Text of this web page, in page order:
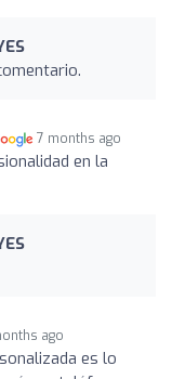
7 months ago
en la
ago
es lo